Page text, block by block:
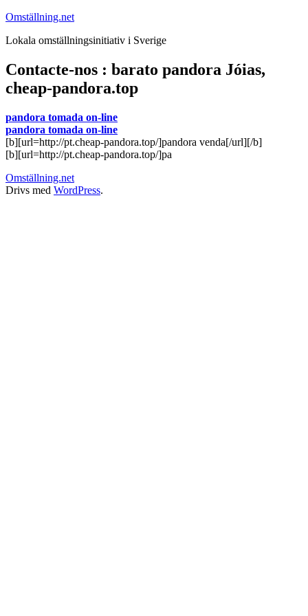
Hoppa
innehåll
Omställning.net
Lokala omställningsinitiativ i Sverige
Contacte-nos : barato pandora Jóias,
cheap-pandora.top
pandora tomada on-line
pandora tomada on-line
[b][url=http://pt.cheap-pandora.top/]pandora venda[/url][/b]
[b][url=http://pt.cheap-pandora.top/]pa
Omställning.net
Drivs med WordPress.